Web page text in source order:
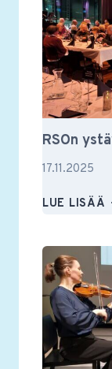
RSOn
17.11.2025
LUE LISÄÄ